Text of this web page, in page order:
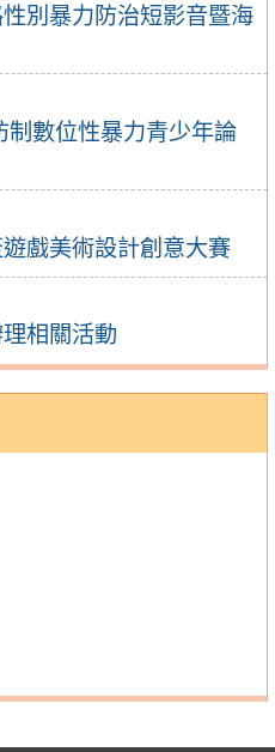
別暴力防治短影音暨海
數位性暴力青少年論
戲美術設計創意大賽
相關活動